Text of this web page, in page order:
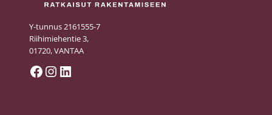
Y-tunnus 2161555-7
Riihimiehentie 3,
01720, VANTAA
Facebook
Instagram
LinkedIn